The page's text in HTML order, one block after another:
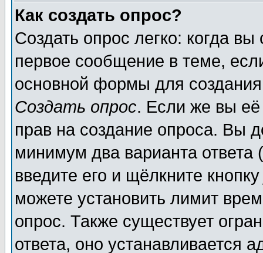
Как создать опрос?
Создать опрос легко: когда
первое сообщение в теме,
основной формы для
Создать опрос. Если же вы её
прав на создание опроса. Вы
минимум два варианта ответа
введите его и щёлкните
можете установить лимит
опрос. Также существует
ответа, оно устанавливается